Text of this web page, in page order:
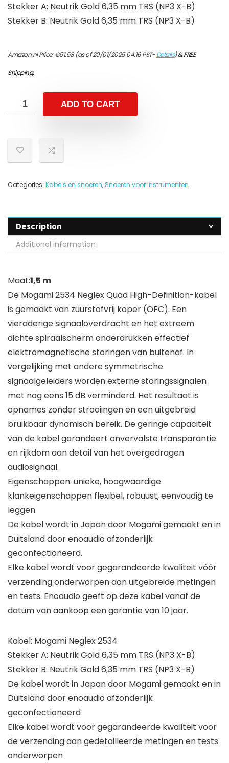
Stekker A: Neutrik Gold 6,35 mm TRS (NP3 X-B)
Stekker B: Neutrik Gold 6,35 mm TRS (NP3 X-B)
Amazon.nl Price:€51.58(as of 20/01/2025 04:16 PST-Details)&FREE
Shipping.
ADD TO CART
Categories: Kabels en snoeren, Snoeren voor instrumenten
Description
Additional information
Maat:1,5 m
De Mogami 2534 Neglex Quad High-Definition-kabel
is gemaakt van zuurstofvrij koper (OFC). Een
vieraderige signaaloverdracht en het extreem
dichte spiraalscherm onderdrukken effectief
elektromagnetische storingen van buitenaf. In
vergelijking met andere symmetrische
signaalgeleiders worden externe storingssignalen
met nog eens 15 dB verminderd. Het resultaat is
opnames zonder strooiingen en een uitgebreid
bruikbaar dynamisch bereik. De geringe capaciteit
van de kabel garandeert onvervalste transparantie
en rijkdom aan detail van het overgedragen
audiosignaal.
Eigenschappen: unieke, hoogwaardige
klankeigenschappen flexibel, robuust, eenvoudig te
leggen.
De kabel wordt in Japan door Mogami gemaakt en in
Duitsland door enoaudio afzonderlijk
geconfectioneerd.
Elke kabel wordt voor gegarandeerde kwaliteit vóór
verzending onderworpen aan uitgebreide metingen
en tests. Enoaudio geeft op deze kabel vanaf de
datum van aankoop een garantie van 10 jaar.
Kabel: Mogami Neglex 2534
Stekker A: Neutrik Gold 6,35 mm TRS (NP3 X-B)
Stekker B: Neutrik Gold 6,35 mm TRS (NP3 X-B)
De kabel wordt in Japan door Mogami gemaakt en in
Duitsland door enoaudio afzonderlijk
geconfectioneerd
Elke kabel wordt voor gegarandeerde kwaliteit voor
de verzending aan gedetailleerde metingen en tests
onderworpen